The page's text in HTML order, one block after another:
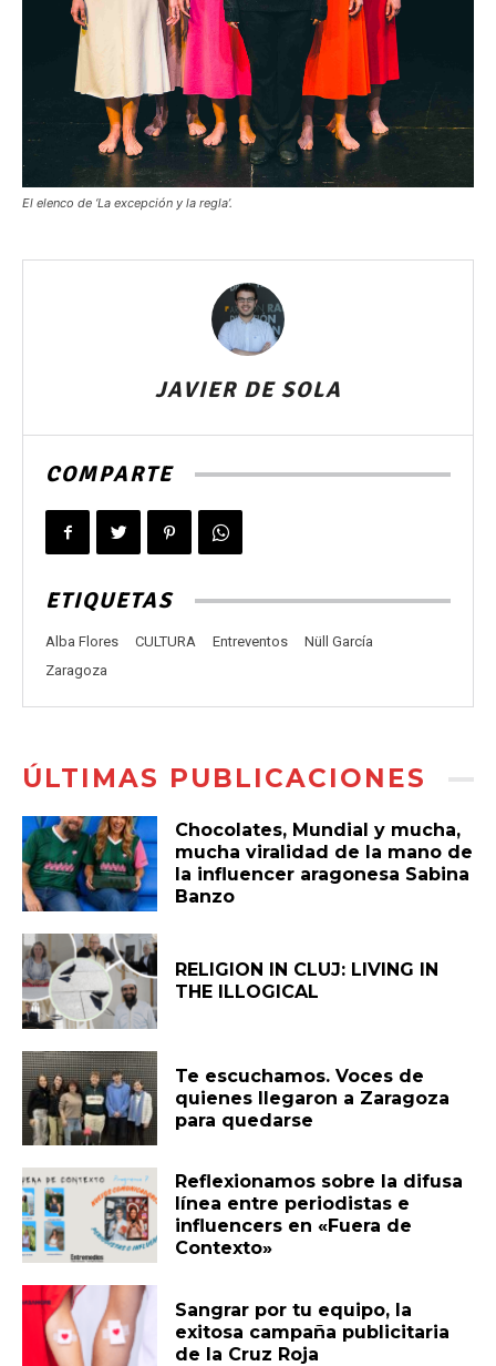
El elenco de ‘La excepción y la regla’.
JAVIER DE SOLA
COMPARTE
ETIQUETAS
Alba Flores CULTURA Entreventos
Nüll García
Zaragoza
ÚLTIMAS PUBLICACIONES
Chocolates, Mundial y mucha,
mucha viralidad de la mano de
la influencer aragonesa Sabina
Banzo
RELIGION IN CLUJ: LIVING IN
THE ILLOGICAL
Te escuchamos. Voces de
quienes llegaron a Zaragoza
para quedarse
Reflexionamos sobre la difusa
línea entre periodistas e
influencers en «Fuera de
Contexto»
Sangrar por tu equipo, la
exitosa campaña publicitaria
de la Cruz Roja